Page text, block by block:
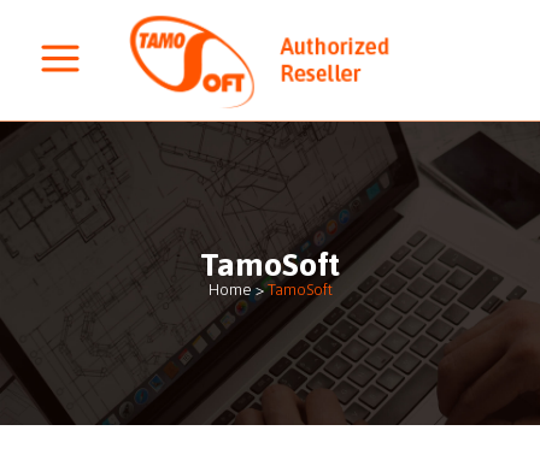
TamoSoft
Home>TamoSoft